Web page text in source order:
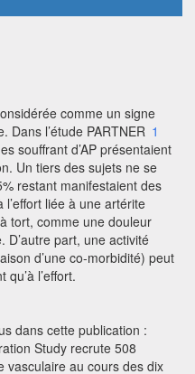
comme un signe
Dans l’étude PARTNER 1
souffrant d’AP présentaient
Un tiers des sujets ne se
restant manifestaient des
liée à une artérite
tort, comme une douleur
D’autre part, une activité
d’une co-morbidité) peut
l’effort.
dans cette publication :
Study recrute 508
vasculaire au cours des dix